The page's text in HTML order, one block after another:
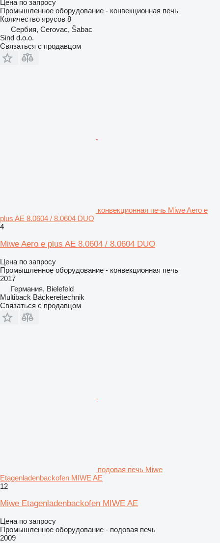
Цена по запросу
Промышленное оборудование - конвекционная печь
Количество ярусов 8
Сербия, Cerovac, Šabac
Sind d.o.o.
Связаться с продавцом
конвекционная печь Miwe Aero e
plus AE 8.0604 / 8.0604 DUO
4
Miwe Aero e plus AE 8.0604 / 8.0604 DUO
Цена по запросу
Промышленное оборудование - конвекционная печь
2017
Германия, Bielefeld
Multiback Bäckereitechnik
Связаться с продавцом
подовая печь Miwe
Etagenladenbackofen MIWE AE
12
Miwe Etagenladenbackofen MIWE AE
Цена по запросу
Промышленное оборудование - подовая печь
2009